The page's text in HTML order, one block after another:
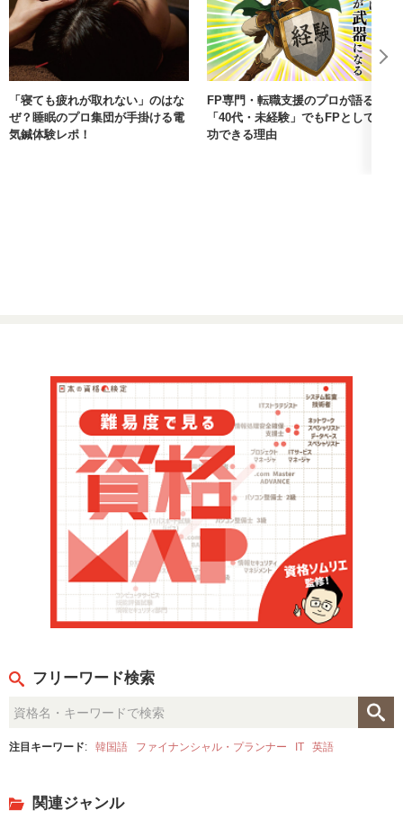
「寝ても疲れが取れない」のはな
ぜ？睡眠のプロ集団が手掛ける電
気鍼体験レポ！
FP専門・転職支援のプロが語る。
「40代・未経験」でもFPとして成
功できる理由
フリーワード検索
注目キーワード: 韓国語 ファイナンシャル・プランナー IT 英語
関連ジャンル